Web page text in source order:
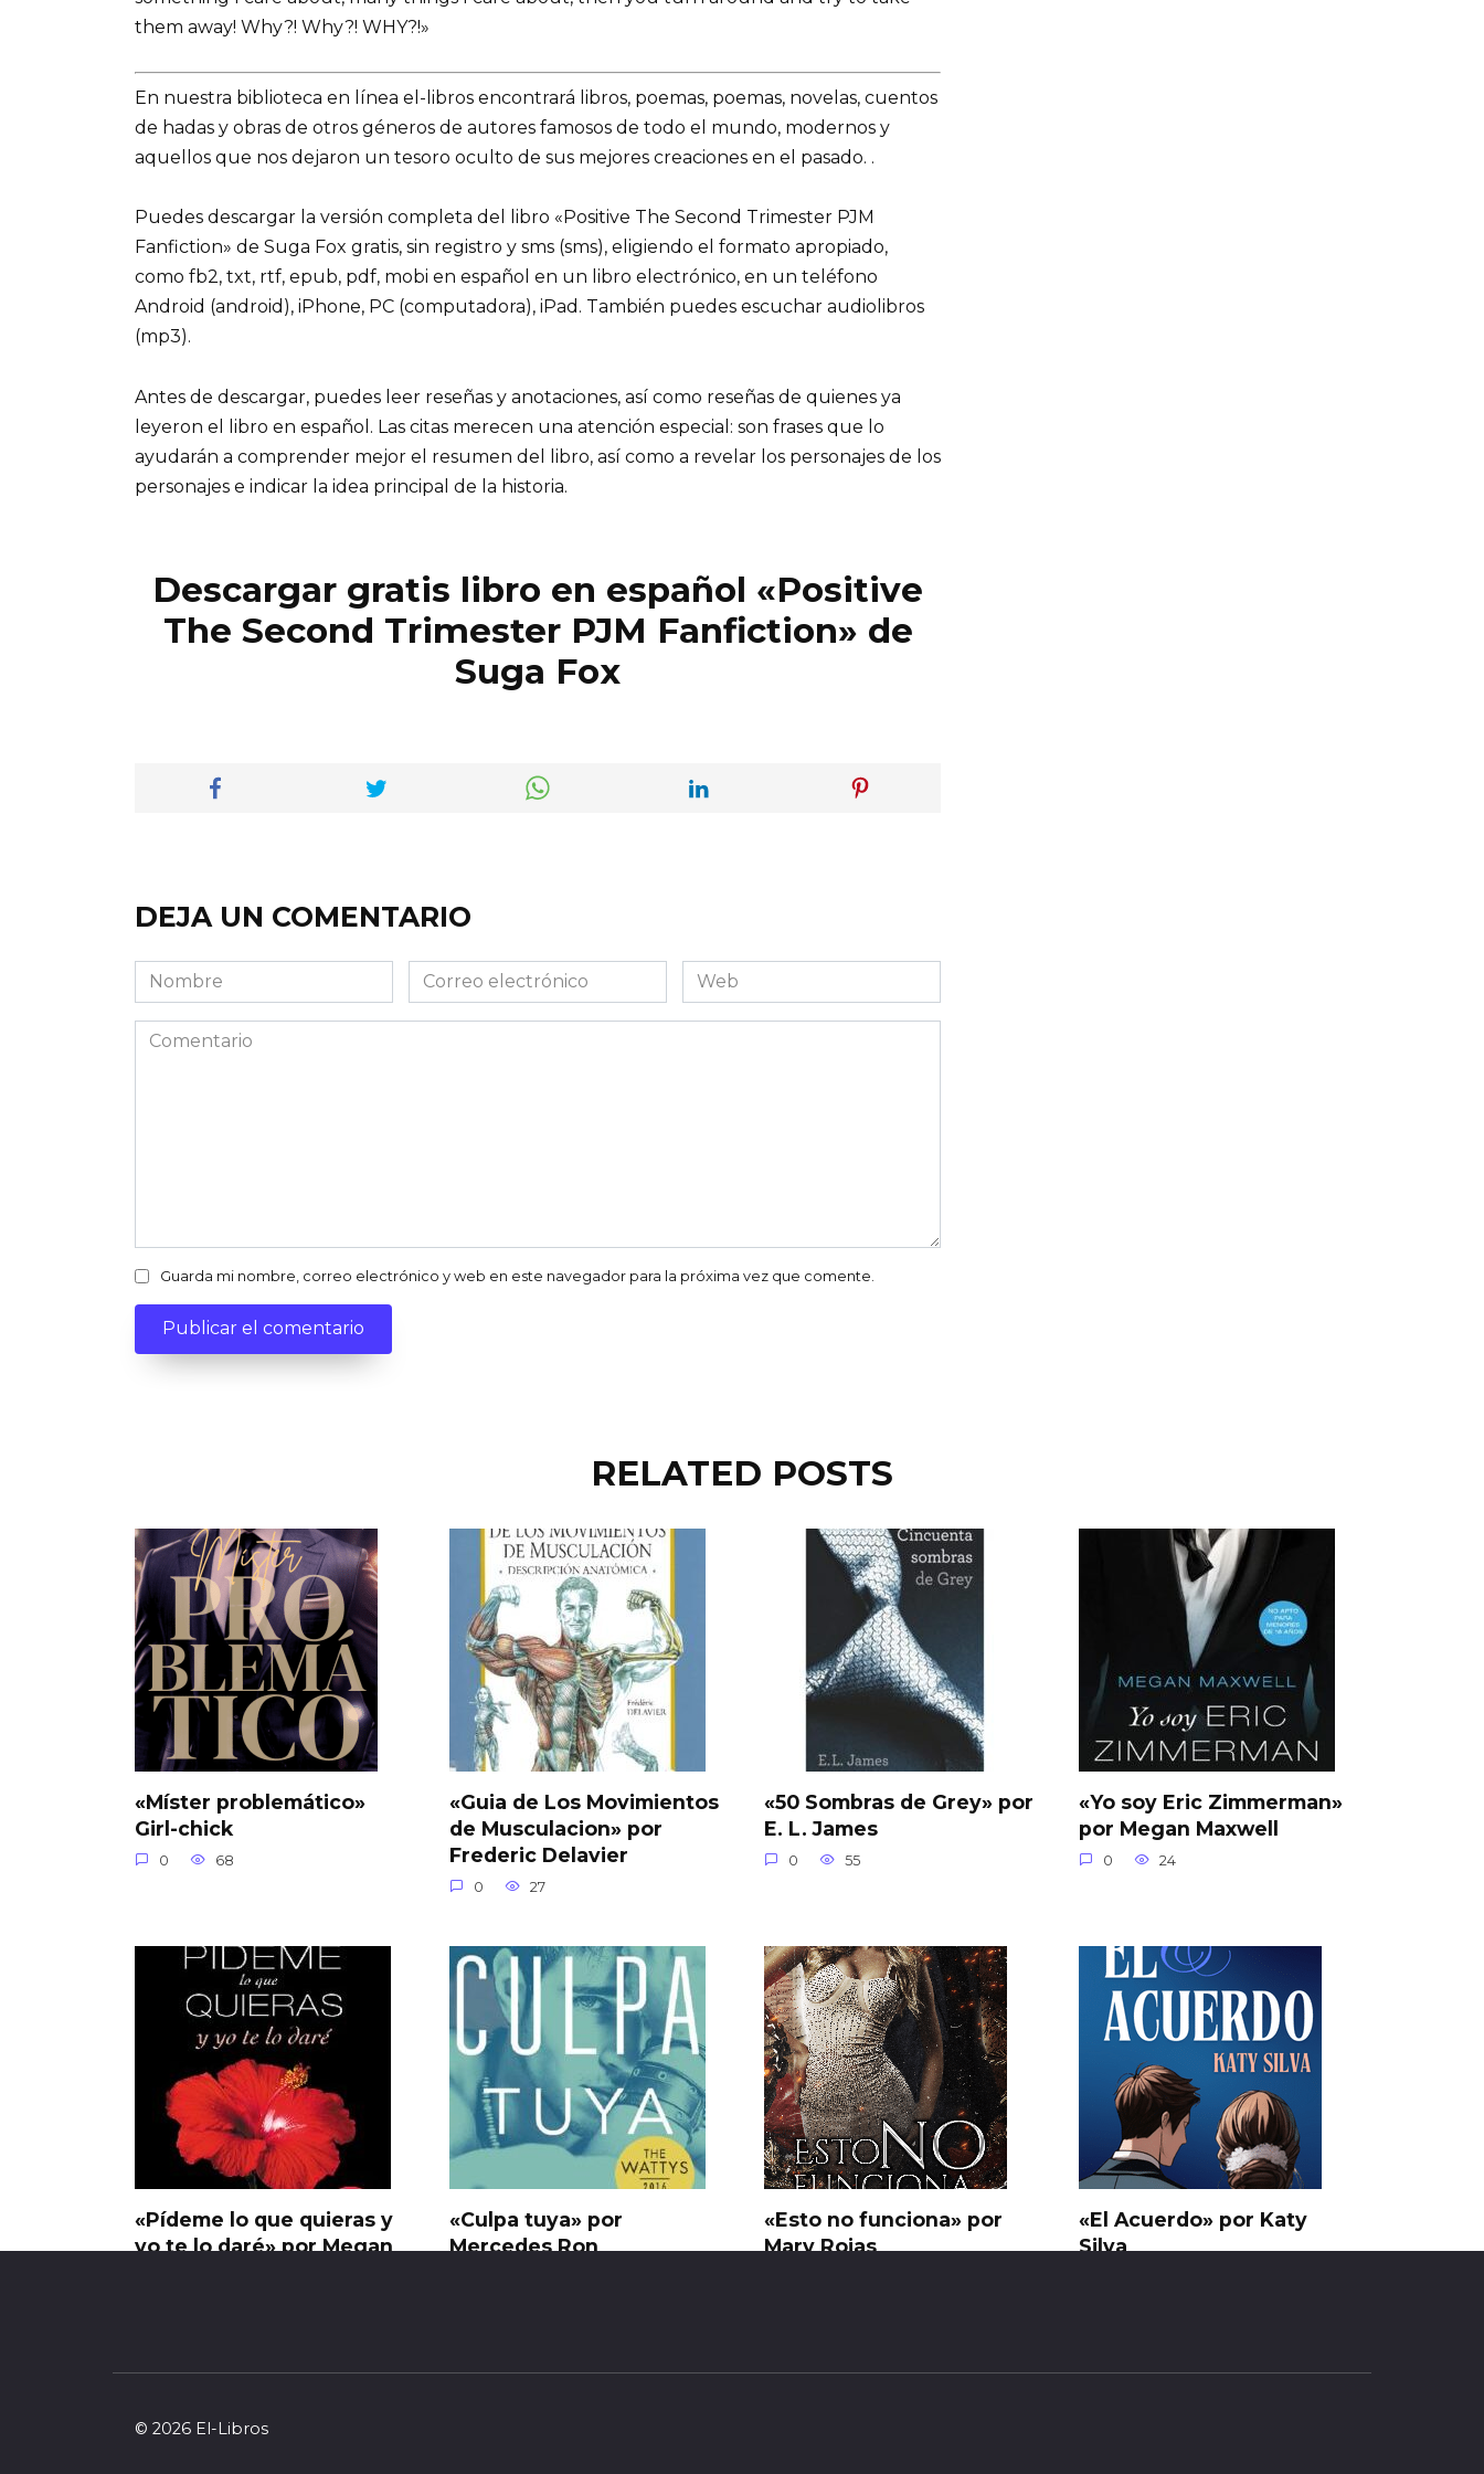
them away! Why?! Why?! WHY?!»
En nuestra biblioteca en línea el-libros encontrará libros, poemas, poemas, novelas, cuentos
de hadas y obras de otros géneros de autores famosos de todo el mundo, modernos y
aquellos que nos dejaron un tesoro oculto de sus mejores creaciones en el pasado. .
Puedes descargar la versión completa del libro «Positive The Second Trimester PJM
Fanfiction» de Suga Fox gratis, sin registro y sms (sms), eligiendo el formato apropiado,
como fb2, txt, rtf, epub, pdf, mobi en español en un libro electrónico, en un teléfono
Android (android), iPhone, PC (computadora), iPad. También puedes escuchar audiolibros
(mp3).
Antes de descargar, puedes leer reseñas y anotaciones, así como reseñas de quienes ya
leyeron el libro en español. Las citas merecen una atención especial: son frases que lo
ayudarán a comprender mejor el resumen del libro, así como a revelar los personajes de los
personajes e indicar la idea principal de la historia.
Descargar gratis libro en español «Positive
The Second Trimester PJM Fanfiction» de
Suga Fox
DEJA UN COMENTARIO
Nombre
Correo
electrónico
Web
Comentario
Guarda mi nombre, correo electrónico y web en este navegador para la próxima vez que comente.
RELATED POSTS
«Míster problemático»
Girl-chick
0 68
«Guia de Los Movimientos
de Musculacion» por
Frederic Delavier
0 27
«50 Sombras de Grey» por
E. L. James
0 55
«Yo soy Eric Zimmerman»
por Megan Maxwell
0 24
«Pídeme lo que quieras y
yo te lo daré» por Megan
«Culpa tuya» por
Mercedes Ron
«Esto no funciona» por
Mary Rojas
«El Acuerdo» por Katy
Silva
© 2026 El-Libros